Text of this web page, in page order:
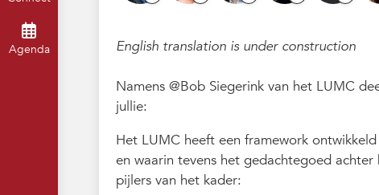
Agenda English translation is under construction
Namens @Bob Siegerink van het LUMC
jullie:
Het LUMC heeft een framework
en waarin tevens het gedachtegoed
pijlers van het kader: